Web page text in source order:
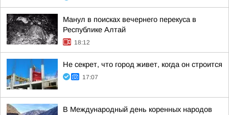
Манул в поисках вечернего перекуса в
Республике Алтай
18:12
Не секрет, что город живет, когда он строится
17:07
В Международный день коренных народов